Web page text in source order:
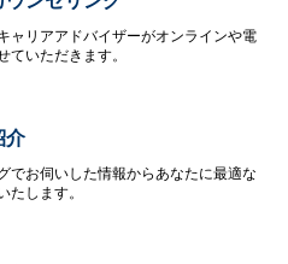
ャリアアドバイザーがオンラインや電
ていただきます。
介
でお伺いした情報からあなたに最適な
たします。